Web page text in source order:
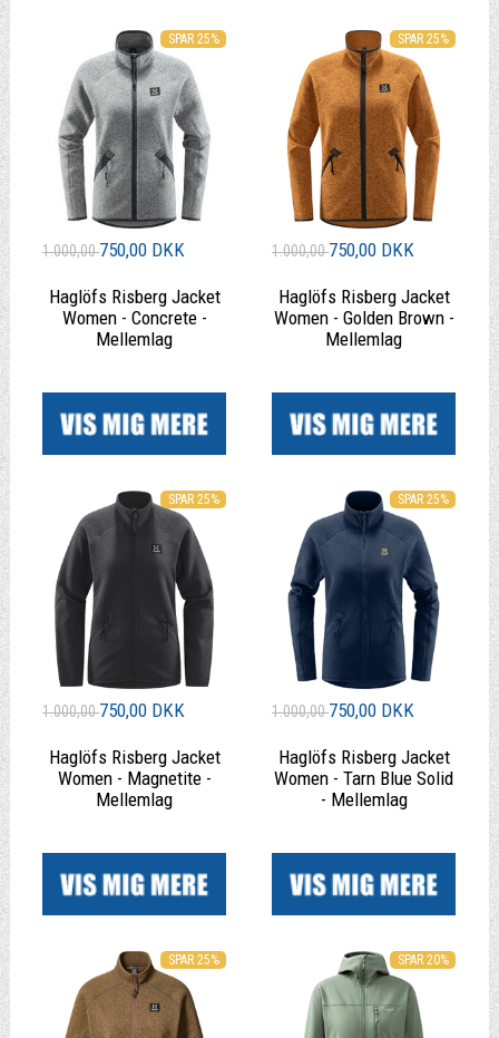
SPAR 25%
1.000,00750,00 DKK
Haglöfs Risberg Jacket
Women - Concrete -
Mellemlag
SPAR 25%
1.000,00750,00 DKK
Haglöfs Risberg Jacket
Women - Golden Brown -
Mellemlag
SPAR 25%
1.000,00750,00 DKK
Haglöfs Risberg Jacket
Women - Magnetite -
Mellemlag
SPAR 25%
1.000,00750,00 DKK
Haglöfs Risberg Jacket
Women - Tarn Blue Solid
- Mellemlag
SPAR 25% SPAR 20%